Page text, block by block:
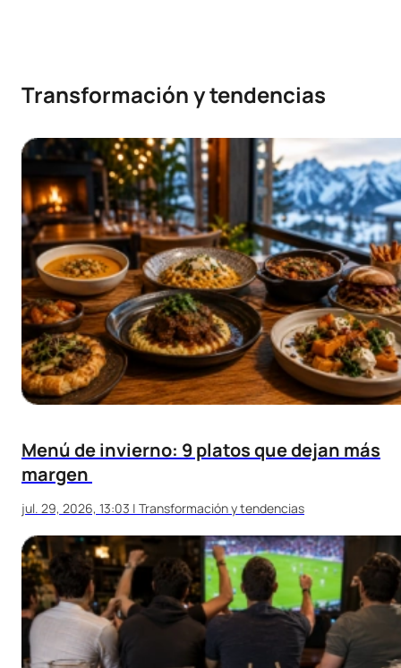
Transformación y tendencias
Menú de invierno: 9 platos que dejan más
margen
jul. 29, 2026, 13:03 | Transformación y tendencias